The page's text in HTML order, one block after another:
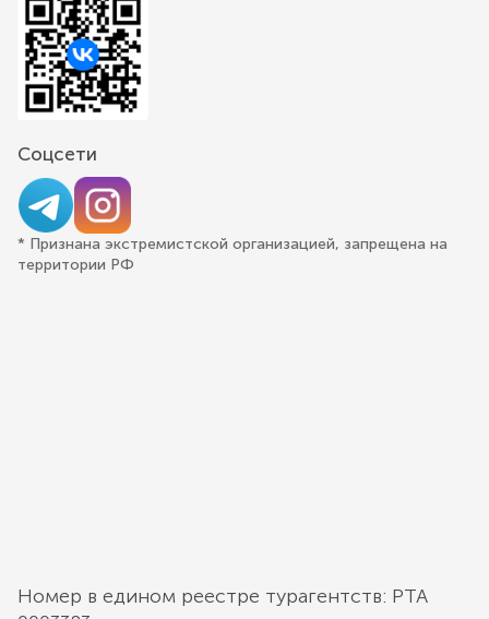
Соцсети
* Признана экстремистской организацией, запрещена на
территории РФ
Номер в едином реестре турагентств: РТА